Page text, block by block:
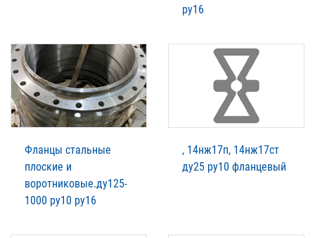
ру16
Фланцы стальные
плоские и
воротниковые.ду125-
1000 ру10 ру16
, 14нж17п, 14нж17ст
ду25 ру10 фланцевый